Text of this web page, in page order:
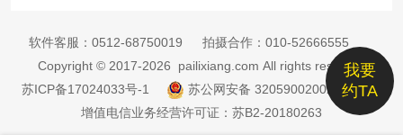
我要
约TA
软件客服： 0512-68750019 拍摄合作： 010-52666555
Copyright © 2017-2026 pailixiang.com All rights reserved
苏ICP备17024033号-1
苏公网安备 32059002002885号
增值电信业务经营许可证：苏B2-20180263